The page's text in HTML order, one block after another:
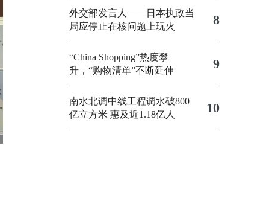
外交部发言人——日本执政当
局应停止在核问题上玩火
8
“China Shopping”热度攀
升，“购物清单”不断延伸
9
南水北调中线工程调水破800
亿立方米 惠及近1.18亿人
10